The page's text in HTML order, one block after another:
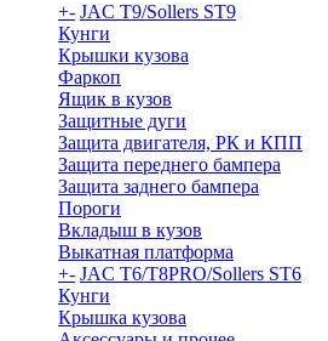
+- JAC T9/Sollers ST9
Кунги
Крышки кузова
Фаркоп
Ящик в кузов
Защитные дуги
Защита двигателя, РК и КПП
Защита переднего бампера
Защита заднего бампера
Пороги
Вкладыш в кузов
Выкатная платформа
+- JAC T6/T8PRO/Sollers ST6
Кунги
Крышка кузова